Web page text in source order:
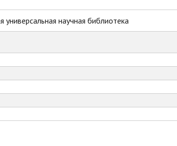
универсальная научная библиотека